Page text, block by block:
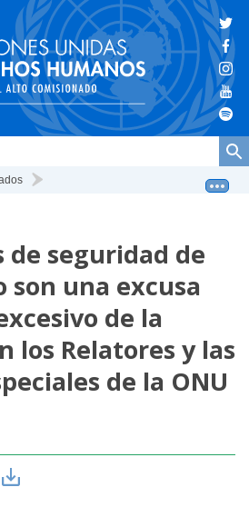
de seguridad de
son una excusa
de la
los Relatores y las
de la ONU